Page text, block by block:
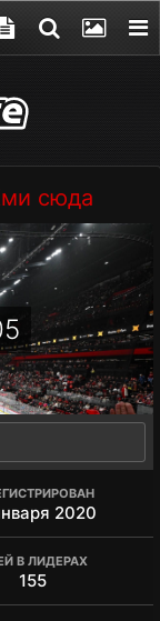
сюда
2020
В ЛИДЕРАХ
155